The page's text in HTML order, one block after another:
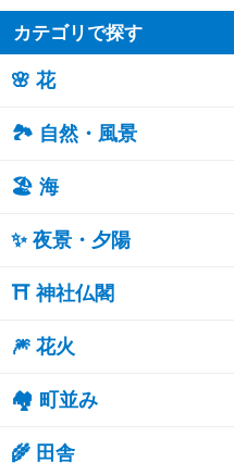
カテゴリで探す
🌸 花
🏞️ 自然・風景
🏖 海
✨ 夜景・夕陽
⛩ 神社仏閣
🎆 花火
🏘 町並み
🌾 田舎